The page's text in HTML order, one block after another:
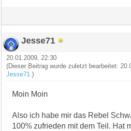
Jesse71
20.01.2009, 22:30
(Dieser Beitrag wurde zuletzt bearbeitet:
Jesse71 .)
Moin Moin
Also ich habe mir das Rebel
100% zufrieden mit dem Teil. Hat